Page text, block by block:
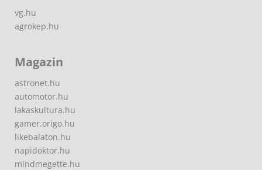
vg.hu
agrokep.hu
Magazin
astronet.hu
automotor.hu
lakaskultura.hu
gamer.origo.hu
likebalaton.hu
napidoktor.hu
mindmegette.hu